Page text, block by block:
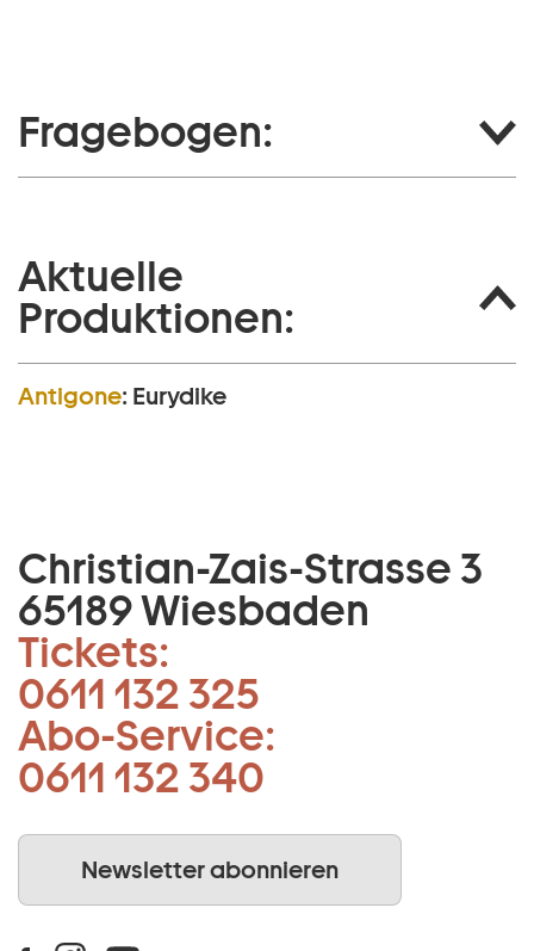
Fragebogen:
Aktuelle
Produktionen:
Antigone: Eurydike
Christian-Zais-Strasse 3
65189 Wiesbaden
Tickets:
0611 132 325
Abo-Service:
0611 132 340
Newsletter abonnieren